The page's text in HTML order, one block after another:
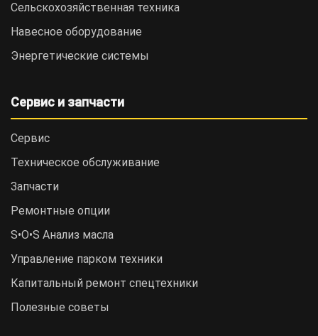
Сельскохозяйственная техника
Навесное оборудование
Энергетические системы
Сервис и запчасти
Сервис
Техническое обслуживание
Запчасти
Ремонтные опции
S•O•S Анализ масла
Управление парком техники
Капитальный ремонт спецтехники
Полезные советы